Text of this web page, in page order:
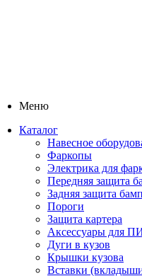
Меню
Каталог
Навесное
Фаркопы
Электрика для
Передняя защита
Задняя защита
Пороги
Защита картера
Аксессуары для
Дуги в кузов
Крышки кузова
Вставки